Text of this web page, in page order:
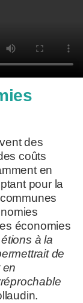
des
coûts
en
pour la
économies
à la
de
en